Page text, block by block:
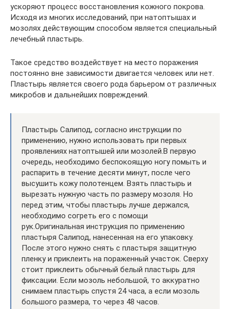
ускоряют процесс восстановления кожного покрова.
Исходя из многих исследований, при натоптышах и
мозолях действующим способом является специальный
лечебный пластырь.
Такое средство воздействует на место поражения
постоянно вне зависимости двигается человек или нет.
Пластырь является своего рода барьером от различных
микробов и дальнейших повреждений.
Пластырь Салипод, согласно инструкции по
применению, нужно использовать при первых
проявлениях натоптышей или мозолей.В первую
очередь, необходимо беспокоящую ногу помыть и
распарить в течение десяти минут, после чего
высушить кожу полотенцем. Взять пластырь и
вырезать нужную часть по размеру мозоля. Но
перед этим, чтобы пластырь лучше держался,
необходимо согреть его с помощи
рук.Оригинальная инструкция по применению
пластыря Салипод, нанесенная на его упаковку.
После этого нужно снять с пластыря защитную
пленку и приклеить на пораженный участок. Сверху
стоит приклеить обычный белый пластырь для
фиксации. Если мозоль небольшой, то аккуратно
снимаем пластырь спустя 24 часа, а если мозоль
большого размера, то через 48 часов.